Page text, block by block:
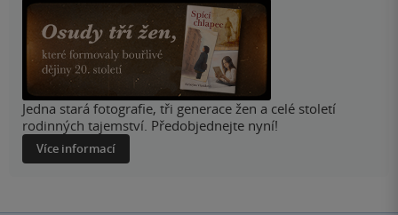
Jedna stará fotografie, tři generace žen a celé století
rodinných tajemství. Předobjednejte nyní!
Více informací